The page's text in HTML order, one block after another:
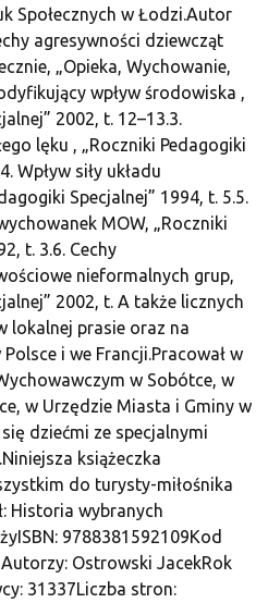
Społecznych w Łodzi.Autor
agresywności dziewcząt
„Opieka, Wychowanie,
wpływ środowiska ,
2002, t. 12–13.3.
lęku , „Roczniki Pedagogiki
Wpływ siły układu
Specjalnej” 1994, t. 5.5.
MOW, „Roczniki
t. 3.6. Cechy
nieformalnych grup,
2002, t. A także licznych
lokalnej prasie oraz na
i we Francji.Pracował w
w Sobótce, w
w Urzędzie Miasta i Gminy w
dziećmi ze specjalnymi
książeczka
do turysty-miłośnika
Historia wybranych
9788381592109Kod
Ostrowski JacekRok
31337Liczba stron: